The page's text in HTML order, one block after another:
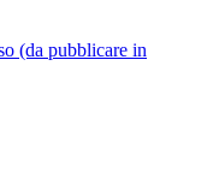
(da pubblicare in